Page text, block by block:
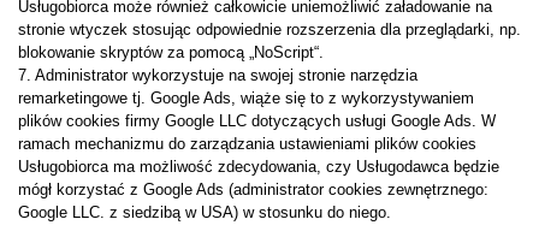
Usługobiorca może również całkowicie uniemożliwić załadowanie na
stronie wtyczek stosując odpowiednie rozszerzenia dla przeglądarki, np.
blokowanie skryptów za pomocą „NoScript“.
7. Administrator wykorzystuje na swojej stronie narzędzia
remarketingowe tj. Google Ads, wiąże się to z wykorzystywaniem
plików cookies firmy Google LLC dotyczących usługi Google Ads. W
ramach mechanizmu do zarządzania ustawieniami plików cookies
Usługobiorca ma możliwość zdecydowania, czy Usługodawca będzie
mógł korzystać z Google Ads (administrator cookies zewnętrznego:
Google LLC. z siedzibą w USA) w stosunku do niego.